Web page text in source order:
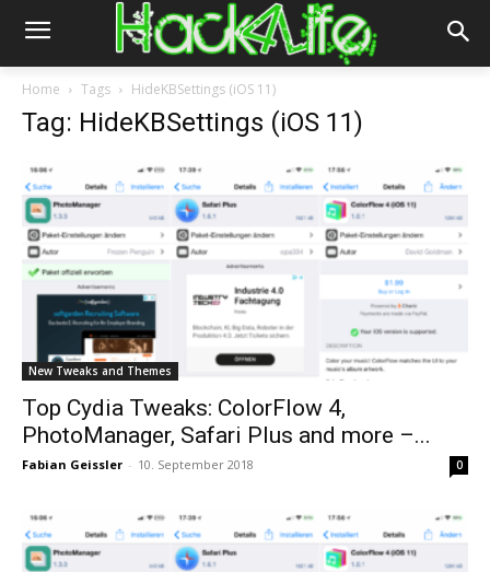
Home Tags HideKBSettings (iOS 11)
Tag: HideKBSettings (iOS 11)
New Tweaks and Themes
Top Cydia Tweaks: ColorFlow 4,
PhotoManager, Safari Plus and more –...
Fabian Geissler - 10. September 2018 0